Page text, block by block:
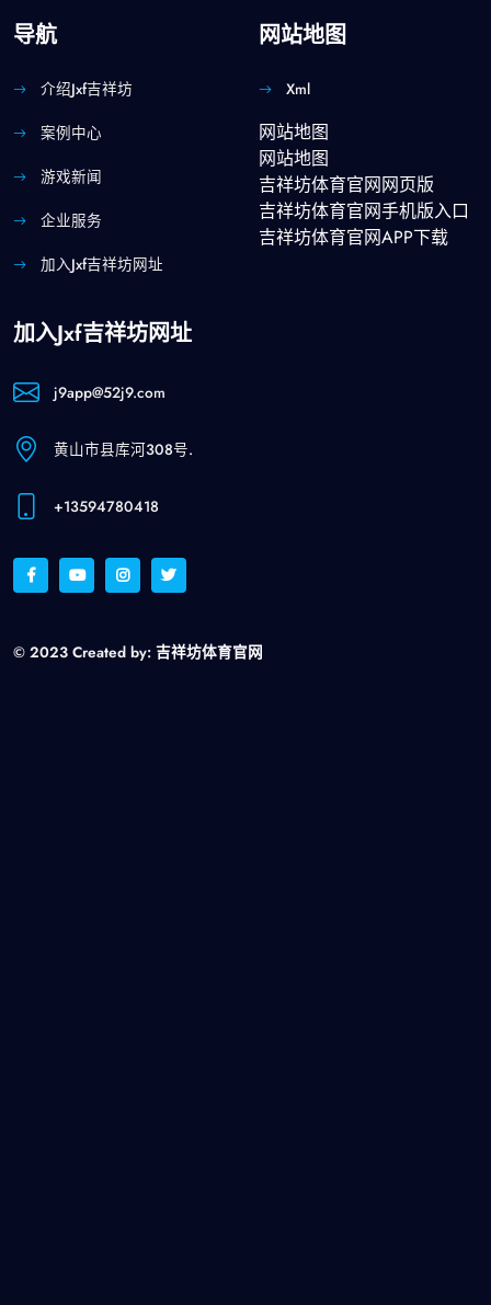
导航
介绍jxf吉祥坊
案例中心
游戏新闻
企业服务
加入jxf吉祥坊网址
网站地图
Xml
网站地图
网站地图
吉祥坊体育官网网页版
吉祥坊体育官网手机版入口
吉祥坊体育官网APP下载
加入jxf吉祥坊网址
j9app@52j9.com
黄山市县库河308号.
+13594780418
© 2023 Created by: 吉祥坊体育官网